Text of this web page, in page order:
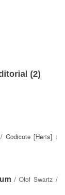
(2)
/ Codicote [Herts] :
/Olof Swartz /